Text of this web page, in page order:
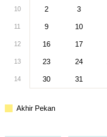
10 2 3
11 9 10
12 16 17
13 23 24
14 30 31
Akhir Pekan